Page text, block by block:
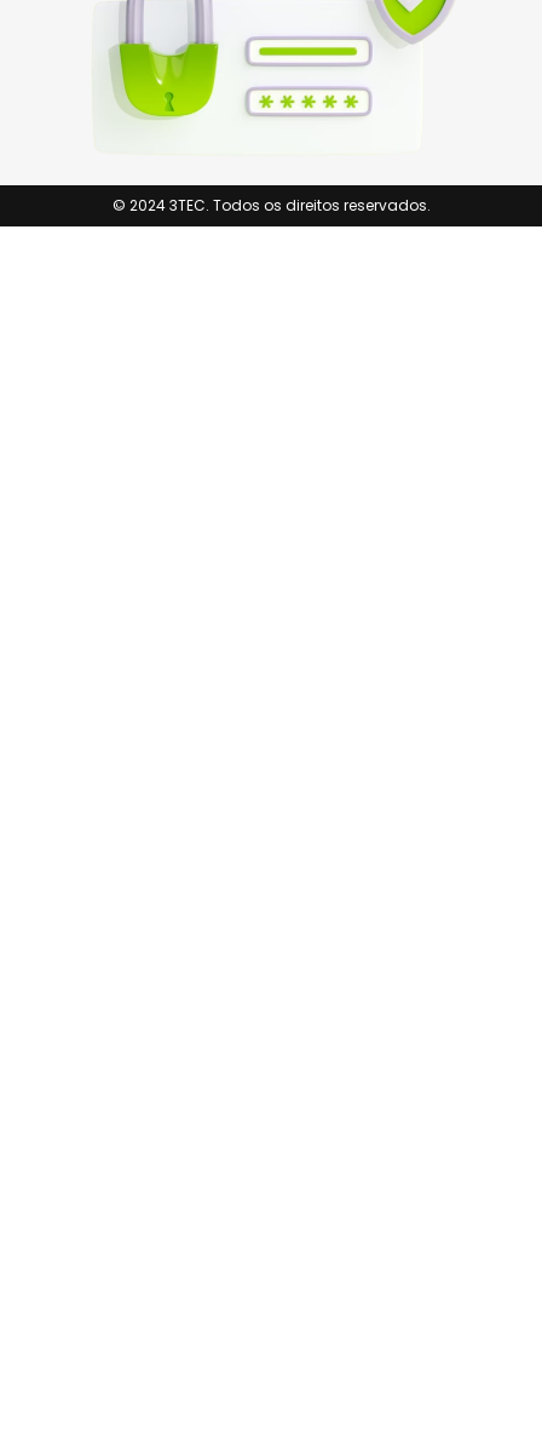
© 2024 3TEC. Todos os direitos reservados.